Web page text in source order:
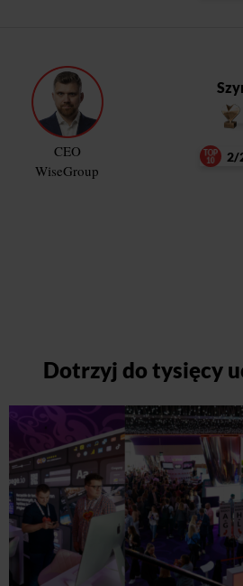
CEO
WiseGroup
2/
Dotrzyj do tysięcy